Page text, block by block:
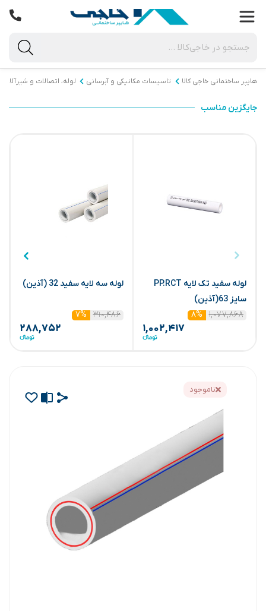
هایپر ساختمانی خاجی‌ کالا تاسیسات مکانیکی و آبرسانی لوله، اتصالات و شیرآلات
جایگزین مناسب
لوله سفید تک لایه PP.RCT
سایز 63(آذین)
۱,۰۷۷,۸۶۸
۸%
۱,۰۰۲,۴۱۷
لوله سه لایه سفید 32 (آذین)
۳۱۰,۴۸۶ ۷%
۲۸۸,۷۵۲
ناموجود